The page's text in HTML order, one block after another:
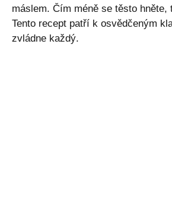
máslem. Čím méně se těsto hněte,
Tento recept patří k osvědčeným
zvládne každý.